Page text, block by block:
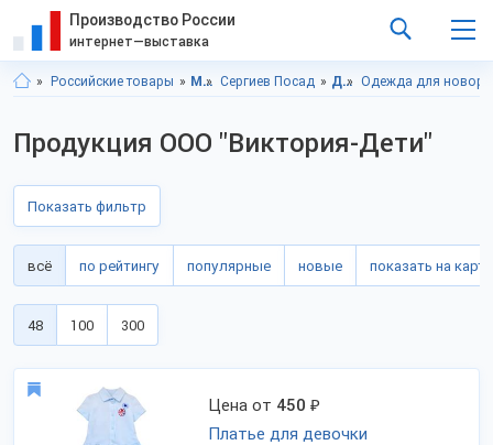
Производство России
интернет—выставка
Российские товары Московская область Сергиев Посад Детская одежда Одежда для
Продукция ООО "Виктория-Дети"
Показать фильтр
всё по рейтингу популярные новые показать на карте
48 100 300
Цена от 450 ₽
Платье для девочки